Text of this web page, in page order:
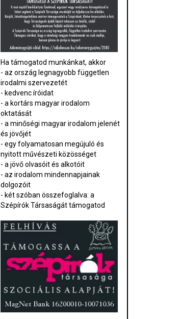
Ha támogatod munkánkat, akkor
- az ország legnagyobb független
irodalmi szervezetét
- kedvenc íróidat
- a kortárs magyar irodalom
oktatását
- a minőségi magyar irodalom jelenét
és jövőjét
- egy folyamatosan megújuló és
nyitott művészeti közösséget
- a jövő olvasóit és alkotóit
- az irodalom mindennapjainak
dolgozóit
- két szóban összefoglalva: a
Szépírók Társaságát támogatod